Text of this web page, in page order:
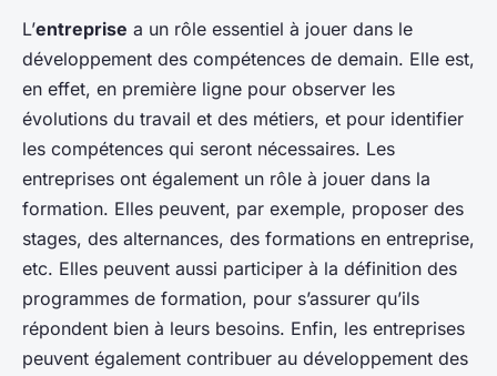
L’entreprise a un rôle essentiel à jouer dans le
développement des compétences de demain. Elle est,
en effet, en première ligne pour observer les
évolutions du travail et des métiers, et pour identifier
les compétences qui seront nécessaires. Les
entreprises ont également un rôle à jouer dans la
formation. Elles peuvent, par exemple, proposer des
stages, des alternances, des formations en entreprise,
etc. Elles peuvent aussi participer à la définition des
programmes de formation, pour s’assurer qu’ils
répondent bien à leurs besoins. Enfin, les entreprises
peuvent également contribuer au développement des